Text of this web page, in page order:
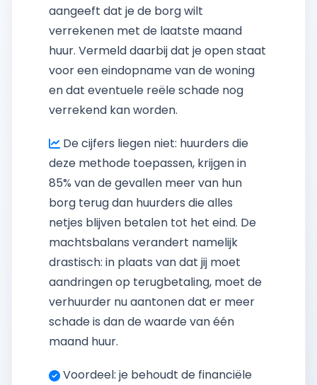
aangeeft dat je de borg wilt
verrekenen met de laatste maand
huur. Vermeld daarbij dat je open staat
voor een eindopname van de woning
en dat eventuele reële schade nog
verrekend kan worden.
De cijfers liegen niet: huurders die
deze methode toepassen, krijgen in
85% van de gevallen meer van hun
borg terug dan huurders die alles
netjes blijven betalen tot het eind. De
machtsbalans verandert namelijk
drastisch: in plaats van dat jij moet
aandringen op terugbetaling, moet de
verhuurder nu aantonen dat er meer
schade is dan de waarde van één
maand huur.
Voordeel: je behoudt de financiële